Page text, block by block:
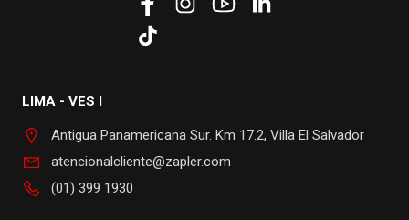
LIMA - VES I
Antigua Panamericana Sur. Km 17.2, Villa El Salvador
atencionalcliente@zapler.com
(01) 399 1930